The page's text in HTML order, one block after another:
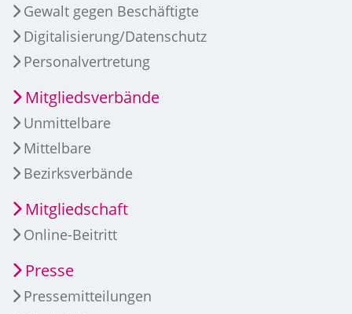
Gewalt gegen Beschäftigte
Digitalisierung/Datenschutz
Personalvertretung
Mitgliedsverbände
Unmittelbare
Mittelbare
Bezirksverbände
Mitgliedschaft
Online-Beitritt
Presse
Pressemitteilungen